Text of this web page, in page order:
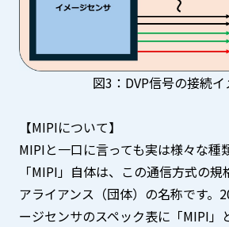
図3：DVP信号の接続
【MIPIについて】
MIPIと一口に言っても実は様々な種
「MIPI」自体は、この通信方式の
アライアンス（団体）の名称です。
ージセンサのスペック表に「MIPI」